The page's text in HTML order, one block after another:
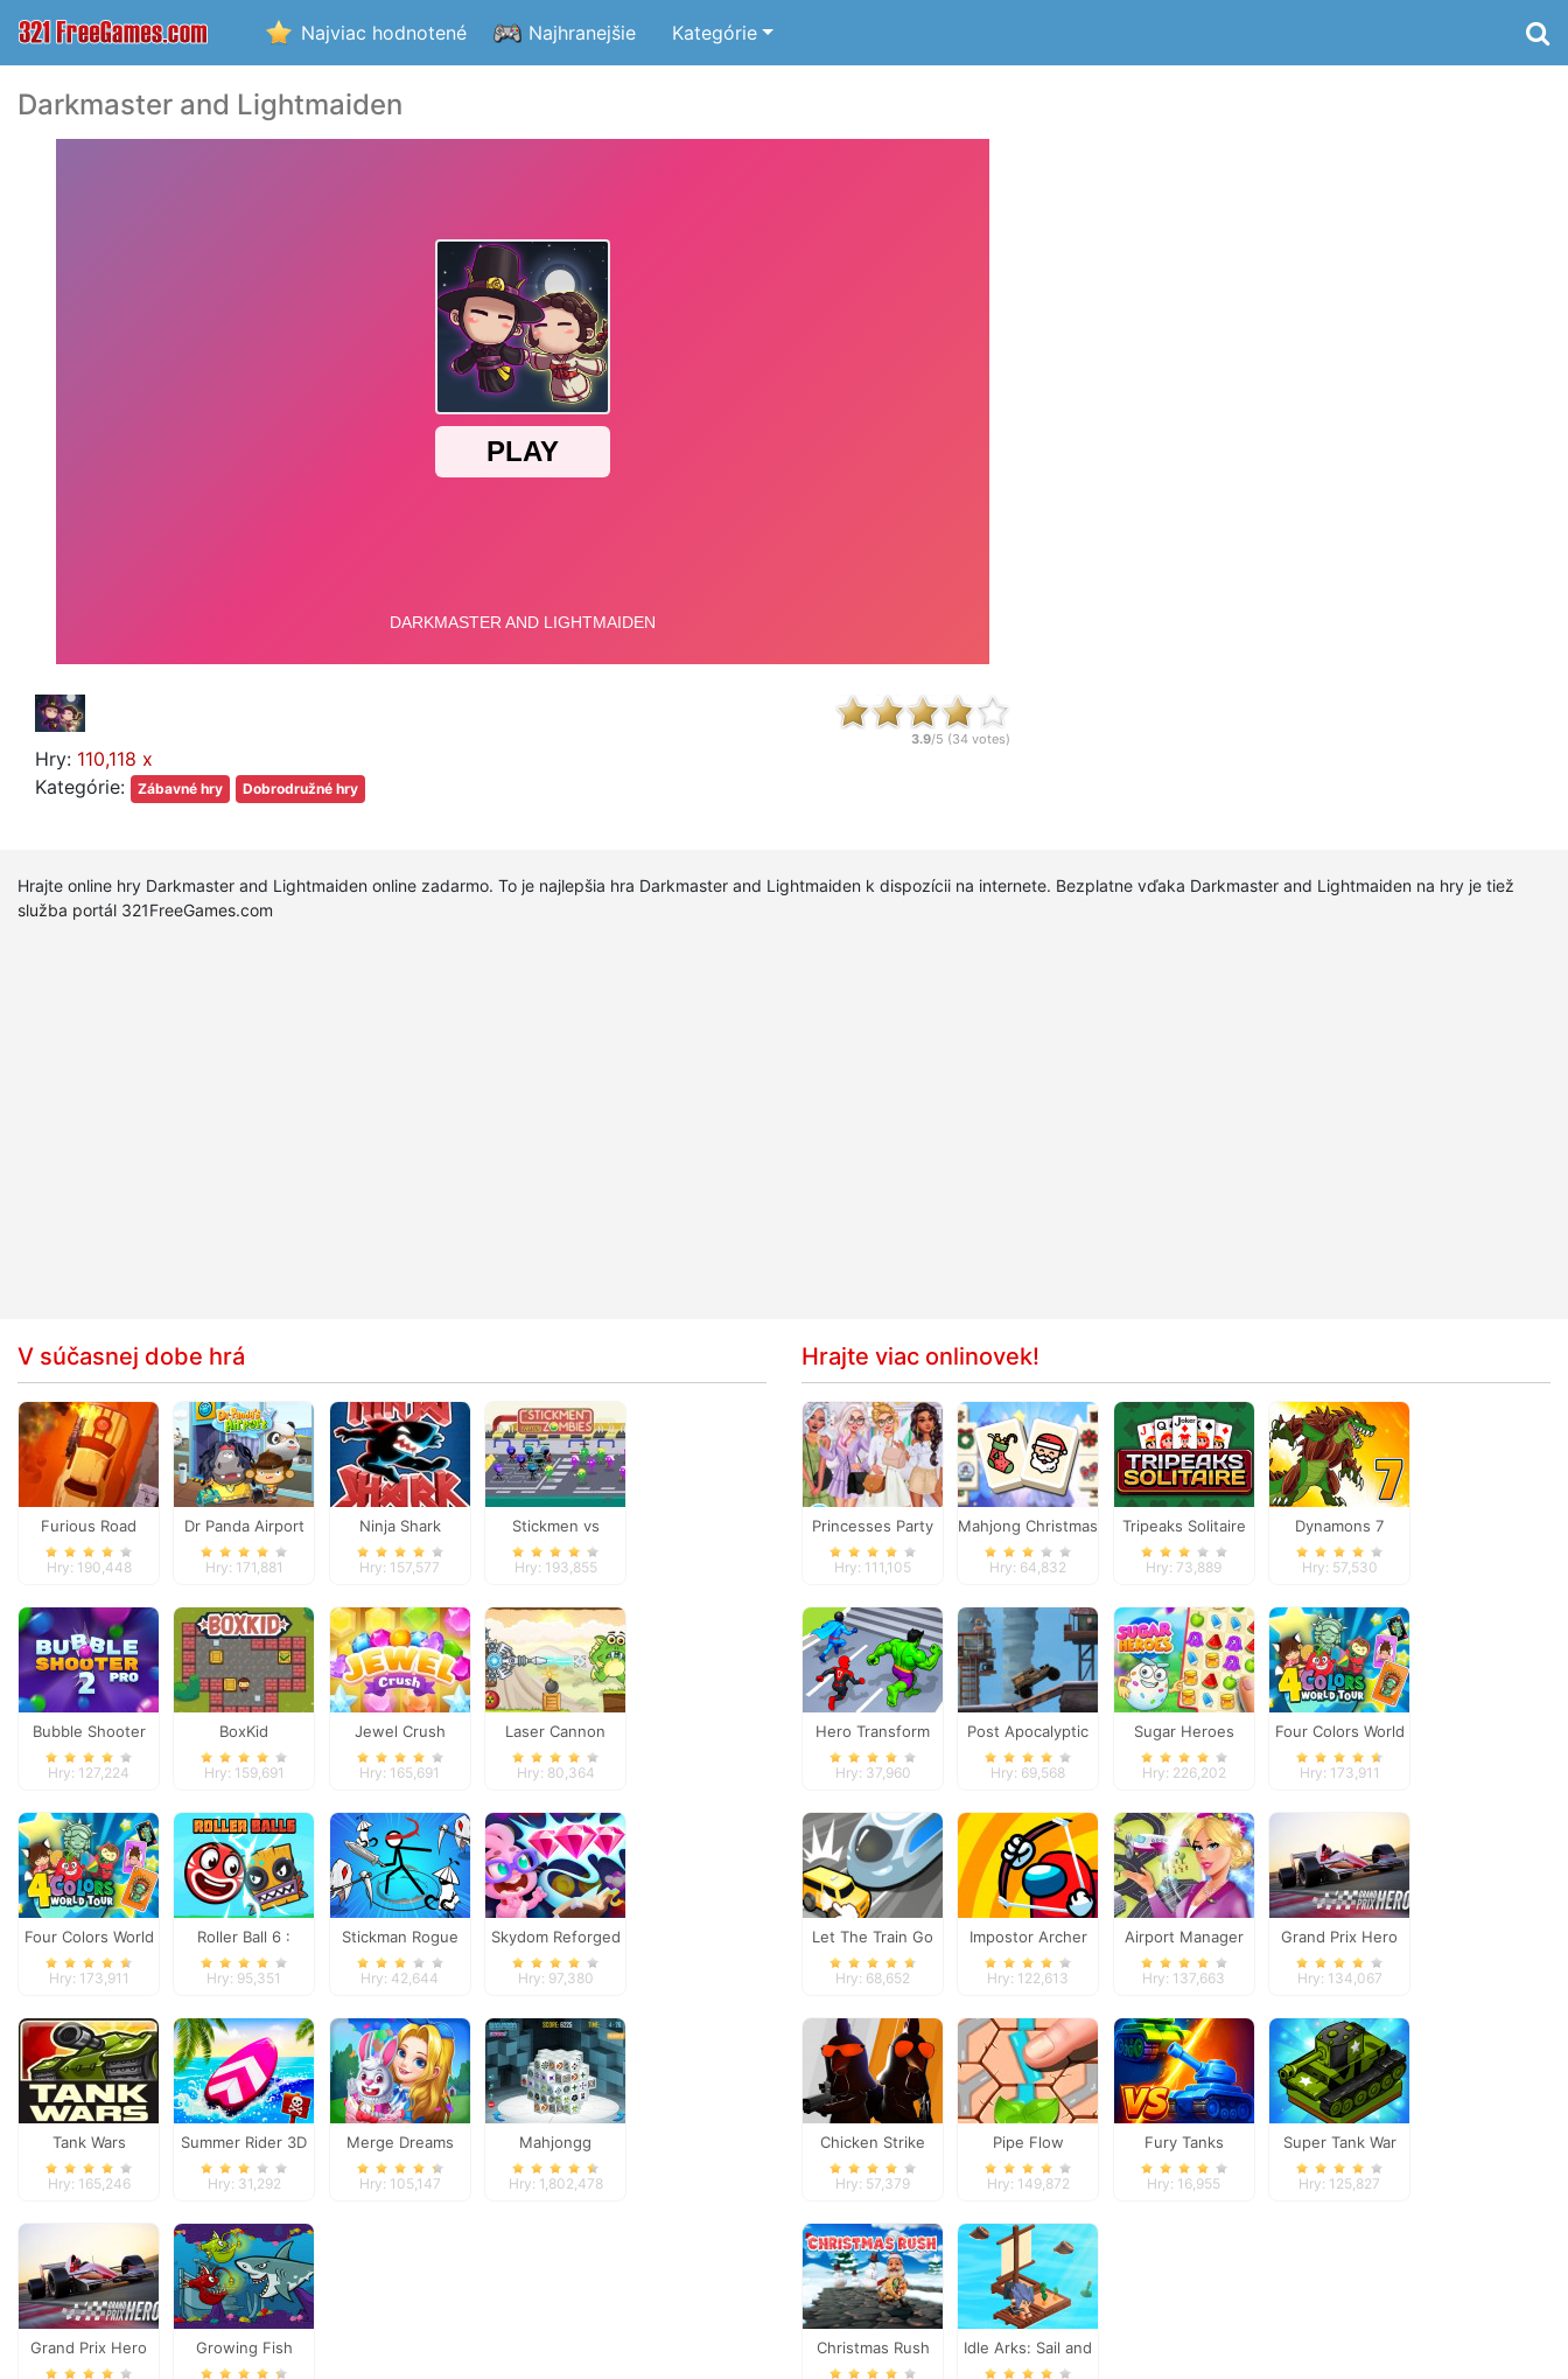
Najviac hodnotené Najhranejšie Kategórie
Darkmaster and Lightmaiden
Hry: 110,118 x
Kategórie:
Zábavné hry Dobrodružné hry
3.9/5 (34 votes)
Hrajte online hry Darkmaster and Lightmaiden online zadarmo. To je najlepšia hra Darkmaster and Lightmaiden k dispozícii na internete. Bezplatne vďaka Darkmaster and Lightmaiden na hry je tiež
služba portál 321FreeGames.com
V súčasnej dobe hrá
Furious Road
Hry: 190,448
Dr Panda Airport
Hry: 171,881
Ninja Shark
Hry: 157,577
Stickmen vs
Zombies
Hry: 193,855
Bubble Shooter
Pro 2
Hry: 127,224
BoxKid
Hry: 159,691
Jewel Crush
Hry: 165,691
Laser Cannon
Levels Pack
Hry: 80,364
Four Colors World
Tour
Hry: 173,911
Roller Ball 6 :
Bounce Ball 6
Hry: 95,351
Stickman Rogue
Online
Hry: 42,644
Skydom Reforged
Hry: 97,380
Tank Wars
Hry: 165,246
Summer Rider 3D
Hry: 31,292
Merge Dreams
Hry: 105,147
Mahjongg
Dimensions
Hry: 1,802,478
Grand Prix Hero Growing Fish
Hrajte viac onlinovek!
Princesses Party
Crashers
Hry: 111,105
Mahjong Christmas
Holiday
Hry: 64,832
Tripeaks Solitaire
Hry: 73,889
Dynamons 7
Hry: 57,530
Hero Transform
Race
Hry: 37,960
Post Apocalyptic
Truck Trial
Hry: 69,568
Sugar Heroes
Hry: 226,202
Four Colors World
Tour
Hry: 173,911
Let The Train Go
Hry: 68,652
Impostor Archer
War
Hry: 122,613
Airport Manager
Simulator
Hry: 137,663
Grand Prix Hero
Hry: 134,067
Chicken Strike
Hry: 57,379
Pipe Flow
Hry: 149,872
Fury Tanks
Hry: 16,955
Super Tank War
Hry: 125,827
Christmas Rush
Idle Arks: Sail and